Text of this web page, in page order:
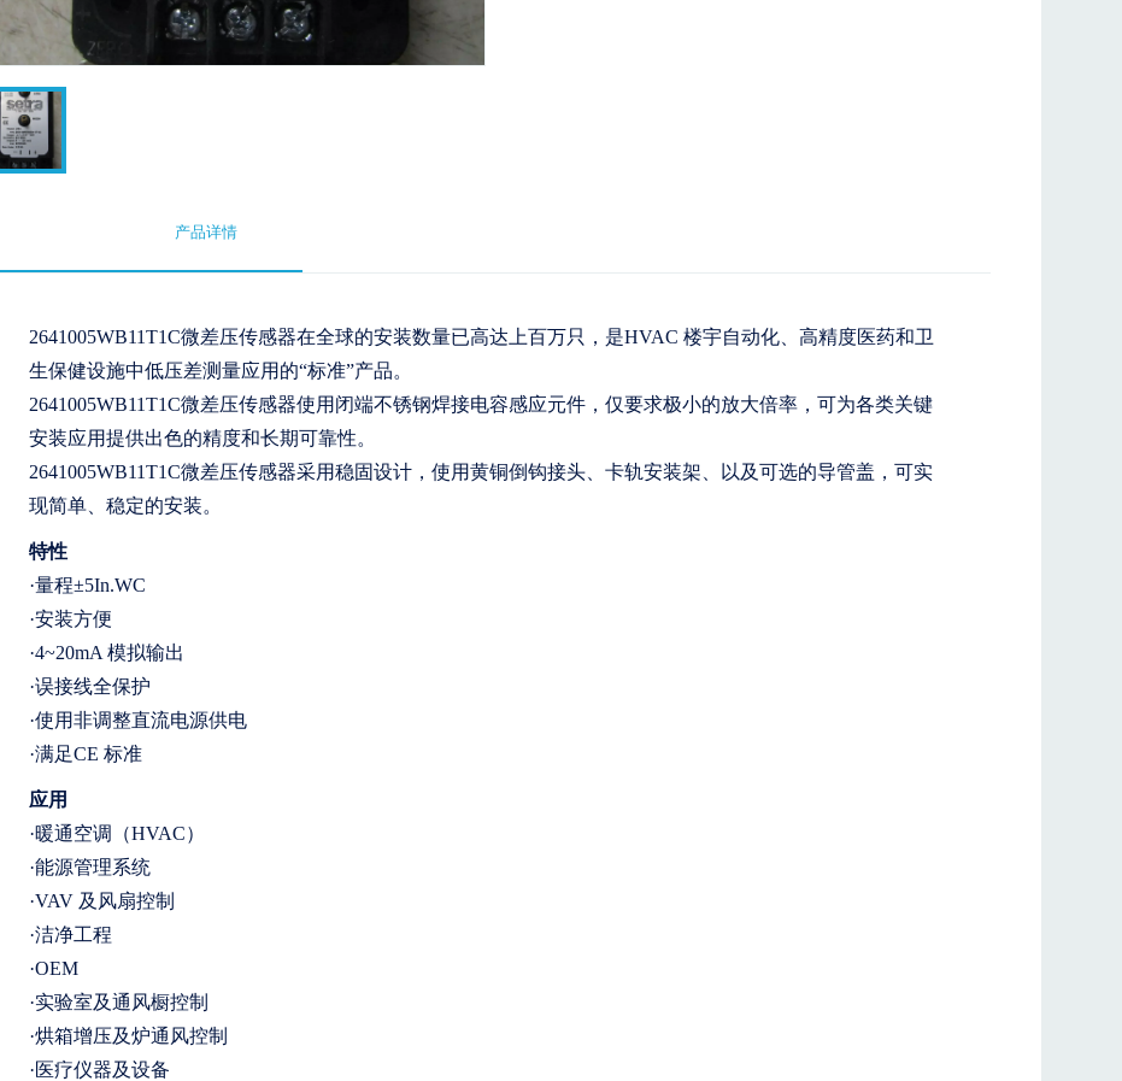
产品详情
2641005WB11T1C微差压传感器在全球的安装数量已高达上百万只，是HVAC 楼宇自动化、高精度医药和卫
生保健设施中低压差测量应用的“标准”产品。
2641005WB11T1C微差压传感器使用闭端不锈钢焊接电容感应元件，仅要求极小的放大倍率，可为各类关键
安装应用提供出色的精度和长期可靠性。
2641005WB11T1C微差压传感器采用稳固设计，使用黄铜倒钩接头、卡轨安装架、以及可选的导管盖，可实
现简单、稳定的安装。
特性
·量程±5In.WC
·安装方便
·4~20mA 模拟输出
·误接线全保护
·使用非调整直流电源供电
·满足CE 标准
应用
·暖通空调（HVAC）
·能源管理系统
·VAV 及风扇控制
·洁净工程
·OEM
·实验室及通风橱控制
·烘箱增压及炉通风控制
·医疗仪器及设备